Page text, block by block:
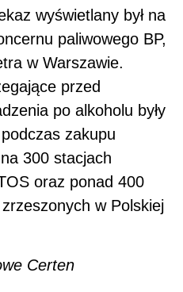
wyświetlany był na
paliwowego BP,
w Warszawie.
przed
po alkoholu były
zakupu
300 stacjach
oraz ponad 400
w Polskiej
Certen